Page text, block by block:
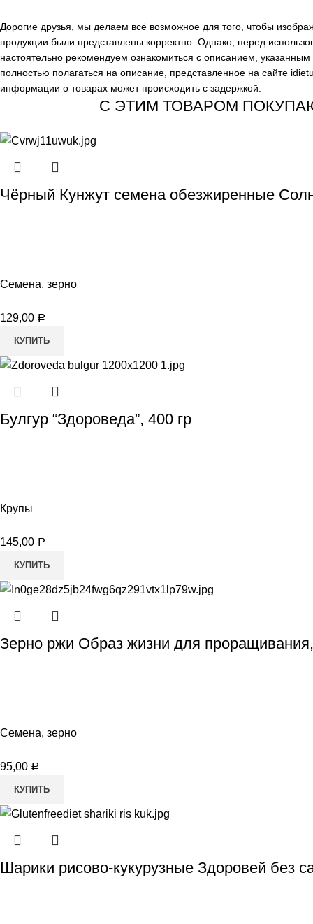
Дорогие друзья, мы делаем всё возможное для того, чтобы
продукции были представлены корректно. Однако, перед
настоятельно рекомендуем ознакомиться с описанием, указанным
полностью полагаться на описание, представленное на сайте
информации о товарах может происходить с задержкой.
С ЭТИМ ТОВАРОМ
Чёрный Кунжут семена обезжиренные
Семена, зерно
129,00 Р
КУПИТЬ
Булгур “Здороведа”, 400 гр
Крупы
145,00 Р
КУПИТЬ
Зерно ржи Образ жизни для
Семена, зерно
95,00 Р
КУПИТЬ
Шарики рисово-кукурузные Здоровей без